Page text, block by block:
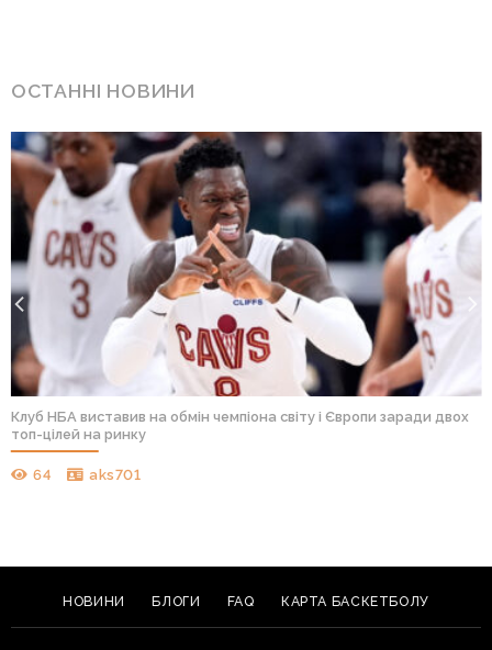
ОСТАННІ НОВИНИ
“Голден Стейт” готовий пожертвувати наступним сезоном НБА і
вважає його “перехідним”
54 aks701
НОВИНИ БЛОГИ FAQ КАРТА БАСКЕТБОЛУ